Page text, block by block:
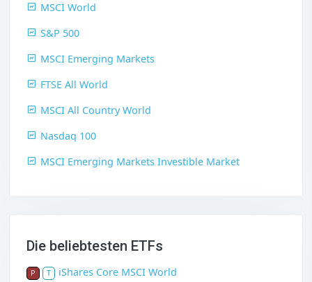
MSCI World
S&P 500
MSCI Emerging Markets
FTSE All World
MSCI All Country World
Nasdaq 100
MSCI Emerging Markets Investible Market
Die beliebtesten ETFs
P T iShares Core MSCI World